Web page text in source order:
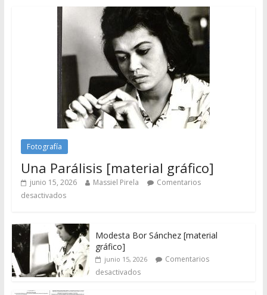
Fotografía
Una Parálisis [material gráfico]
junio 15, 2026 Massiel Pirela
Comentarios
desactivados
Modesta Bor Sánchez [material
gráfico]
junio 15, 2026
Comentarios
desactivados